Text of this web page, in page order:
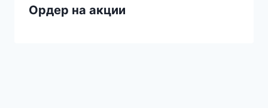
Ордер на акции